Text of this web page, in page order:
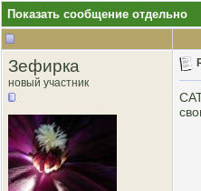
Показать сообщение отдельно
Зефирка
новый участник